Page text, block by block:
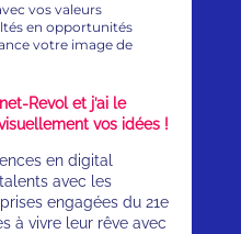
vos valeurs
en opportunités
votre image de
Revol et j’ai le
vos idées !
en digital
avec les
engagées du 21e
à vivre leur rêve avec